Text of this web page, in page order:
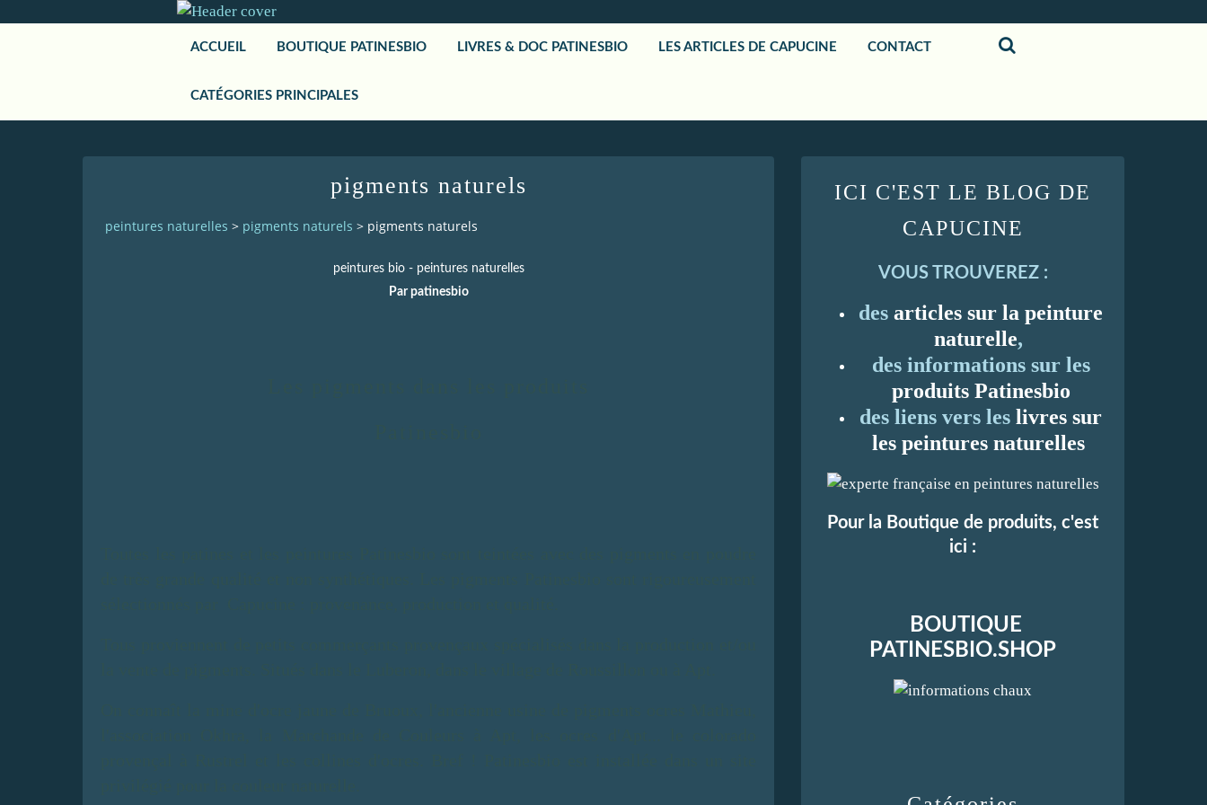
ACCUEIL BOUTIQUE PATINESBIO LIVRES & DOC PATINESBIO LES ARTICLES DE CAPUCINE CONTACT
CATÉGORIES PRINCIPALES
pigments naturels
peintures naturelles > pigments naturels > pigments naturels
peintures bio - peintures naturelles
Par patinesbio
ICI C'EST LE BLOG DE
CAPUCINE
VOUS TROUVEREZ :
des articles sur la peinture
naturelle,
des informations sur les
produits Patinesbio
des liens vers les livres sur
les peintures naturelles
Pour la Boutique de produits, c'est
ici :
BOUTIQUE
PATINESBIO.SHOP